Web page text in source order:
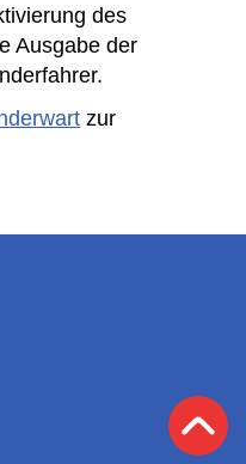
des
Ausgabe der
zur